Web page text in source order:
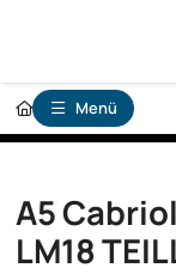
Menü
A5
LM18